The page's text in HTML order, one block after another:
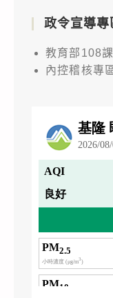
政令宣導專
教育部108
內控稽核專